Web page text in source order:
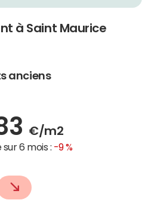
à Saint Maurice
anciens
€/m2
6 mois : -9 %